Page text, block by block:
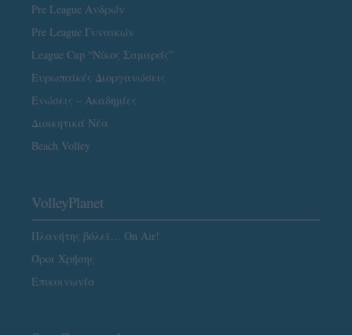
Pre League Ανδρών
Pre League Γυναικών
League Cup “Νίκος Σαμαράς”
Ευρωπαϊκές Διοργανώσεις
Ενώσεις – Ακαδημίες
Διοικητικά Νέα
Beach Volley
VolleyPlanet
Πλανήτης βόλεϊ… On Air!
Όροι Χρήσης
Επικοινωνία